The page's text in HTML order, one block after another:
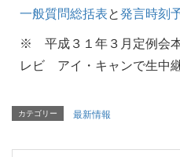
一般質問総括表と発言時刻
※ 平成３１年３月定例会
レビ アイ・キャンで生中継
カテゴリー 最新情報